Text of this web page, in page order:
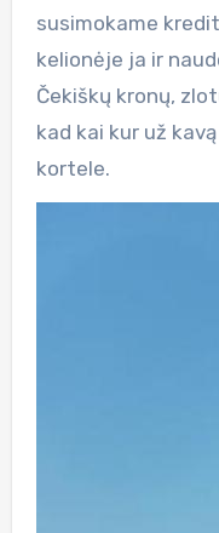
susimokame
kelionėje ja ir
Čekiškų kronų,
kad kai kur už
kortele.